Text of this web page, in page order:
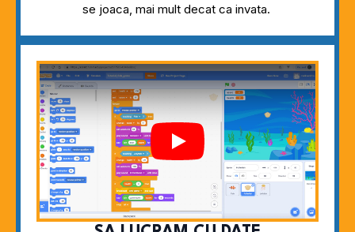
se joaca, mai mult decat ca invata.
Play